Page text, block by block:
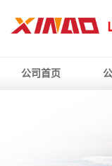
公司首页